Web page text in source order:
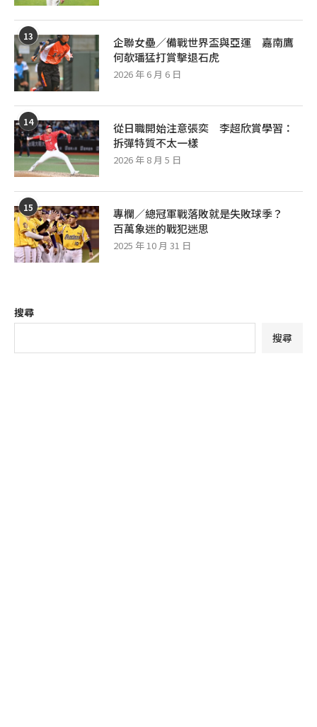
13
企聯女壘／備戰世界盃與亞運 嘉南鷹
何欹璠猛打賞擊退石虎
2026 年 6 月 6 日
14
從日職開始注意張奕 李超欣賞學習：
拆彈特質不太一樣
2026 年 8 月 5 日
15
專欄／總冠軍戰落敗就是失敗球季？
百萬象迷的戰犯迷思
2025 年 10 月 31 日
搜尋
搜尋